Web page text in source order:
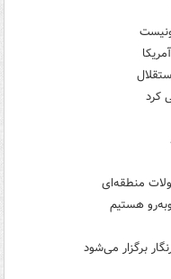
کرد
منطقه‌ای
هستیم
برگزار می‌شود